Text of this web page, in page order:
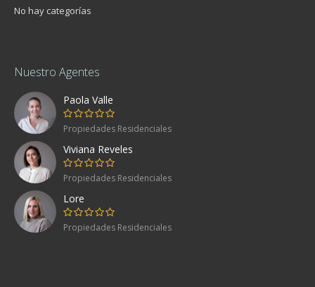
No hay categorías
Nuestro Agentes
Paola Valle
Propiedades Residenciales
Viviana Reveles
Propiedades Residenciales
Lore
Propiedades Residenciales